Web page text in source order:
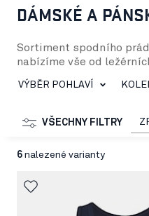
DÁMSKÉ A
Sortiment spodního
nabízíme vše od
spodní prádlo speciálně
Pro ženy máme rovněž
ohnivzdorné spodní
Ve společnosti
VÝBĚR POHLAVÍ
VŠECHNY FILTRY
6 nalezené varianty